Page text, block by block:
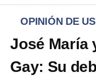
OPINIÓN DE
José María
Gay: Su